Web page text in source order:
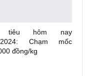
tiêu hôm nay
2024: Chạm mốc
đồng/kg